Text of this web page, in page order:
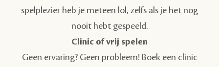
spelplezier heb je meteen lol, zelfs als je het nog
nooit hebt gespeeld.
Clinic of vrij spelen
Geen ervaring? Geen probleem! Boek een clinic